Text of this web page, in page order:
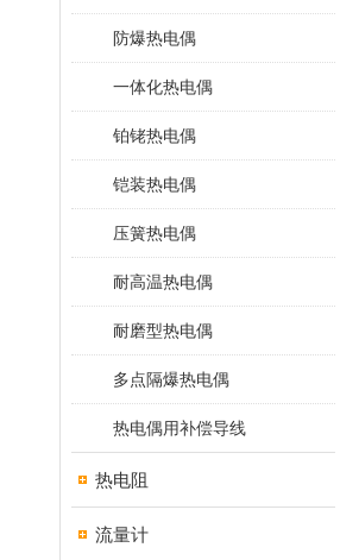
防爆热电偶
一体化热电偶
铂铑热电偶
铠装热电偶
压簧热电偶
耐高温热电偶
耐磨型热电偶
多点隔爆热电偶
热电偶用补偿导线
热电阻
流量计